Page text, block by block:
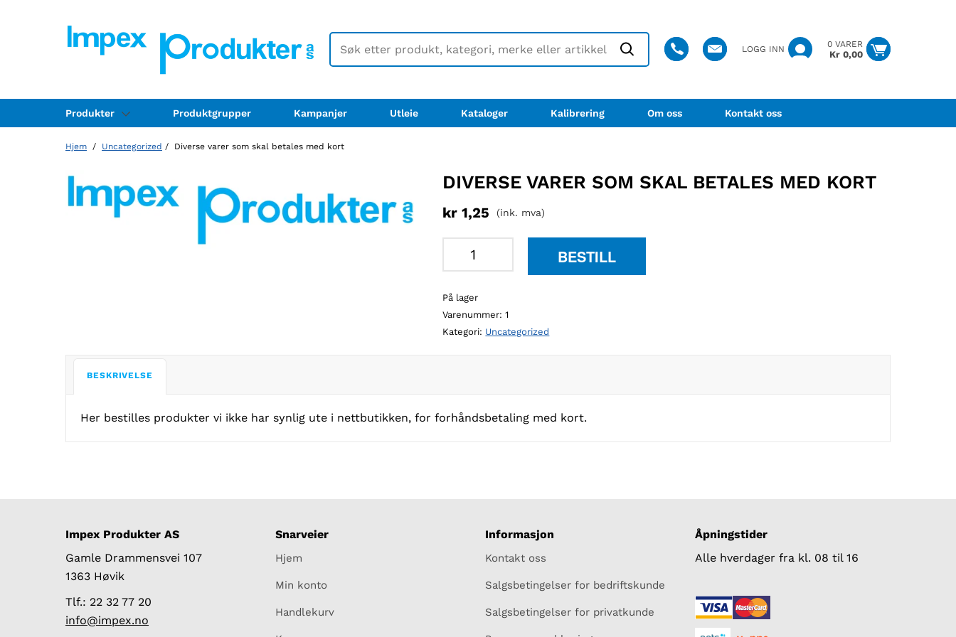
LOGG INN
0 VARER
Kr0,00
Produkter Produktgrupper Kampanjer Utleie Kataloger Kalibrering Om oss Kontakt oss
Hjem / Uncategorized / Diverse varer som skal betales med kort
DIVERSE VARER SOM SKAL BETALES MED KORT
kr 1,25 (ink. mva)
skal
betales
med
BESTILL
På lager
Varenummer:1
Kategori: Uncategorized
BESKRIVELSE
Her bestilles produkter vi ikke har synlig ute i nettbutikken, for forhåndsbetaling med kort.
Impex Produkter AS
Gamle Drammensvei 107
1363 Høvik
Tlf.: 22 32 77 20
info@impex.no
Snarveier
Hjem
Min konto
Handlekurv
Informasjon
Kontakt oss
Salgsbetingelser for bedriftskunde
Salgsbetingelser for privatkunde
Åpningstider
Alle hverdager fra kl. 08 til 16